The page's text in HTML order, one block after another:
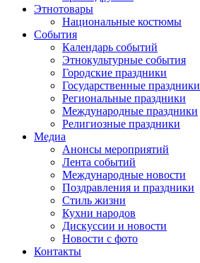
Этнотовары
Национальные костюмы
События
Календарь событий
Этнокультурные события
Городские праздники
Государственные праздники
Региональные праздники
Международные праздники
Религиозные праздники
Медиа
Анонсы мероприятий
Лента событий
Международные новости
Поздравления и праздники
Cтиль жизни
Кухни народов
Дискуссии и новости
Новости с фото
Контакты